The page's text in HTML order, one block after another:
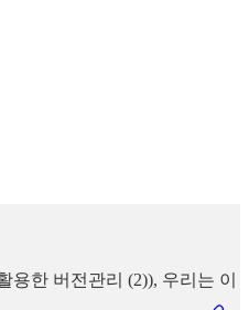
용한 버전관리 (2)), 우리는 이